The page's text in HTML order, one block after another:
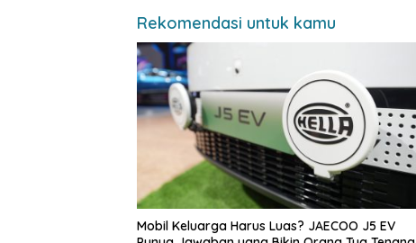
Rekomendasi untuk kamu
Mobil Keluarga Harus Luas? JAECOO J5 EV